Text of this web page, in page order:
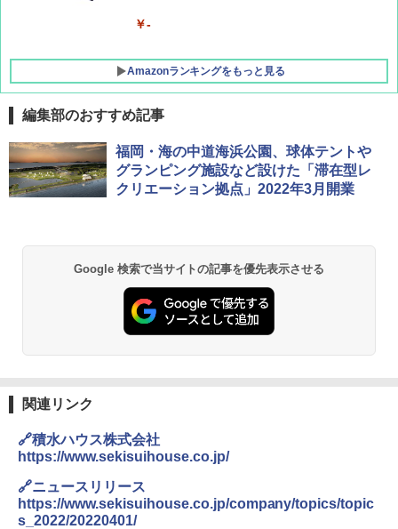
￥-
Amazonランキングをもっと見る
DEWEL パラソル 大型 ビーチ アウトドアパ
ラソル ガーデン サイトシート付 折りたたみ
防水 UVカット 4段階高さ調整 軽量 収納袋付
き
BUNDOK(バンドック)ソロ ドーム 1 EX BDK
-08EX カーキ ソロキャンプ ポリエステル フ
レーム テント
￥14,800
￥2,980
ニューエラ New Era キャップ メッシュキャ
ップ 9FORTY AFrame 15226380 NER37C00
編集部のおすすめ記事
福岡・海の中道海浜公園、球体テントや
グランピング施設など設けた「滞在型レ
クリエーション拠点」2022年3月開業
Google 検索で当サイトの記事を優先表示させる
関連リンク
🔗積水ハウス株式会社
https://www.sekisuihouse.co.jp/
🔗ニュースリリース
https://www.sekisuihouse.co.jp/company/topics/topic
s_2022/20220401/